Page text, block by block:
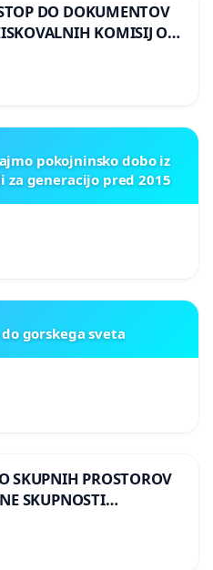
DO DOKUMENTOV
KOMISIJ O
pokojninsko dobo iz
generacijo pred 2015
gorskega sveta
SKUPNIH PROSTOROV
SKUPNOSTI